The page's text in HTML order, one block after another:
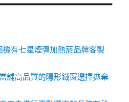
有七星煙彈加熱菸品牌客製
舖高品質的隱形鐵窗選擇拋棄